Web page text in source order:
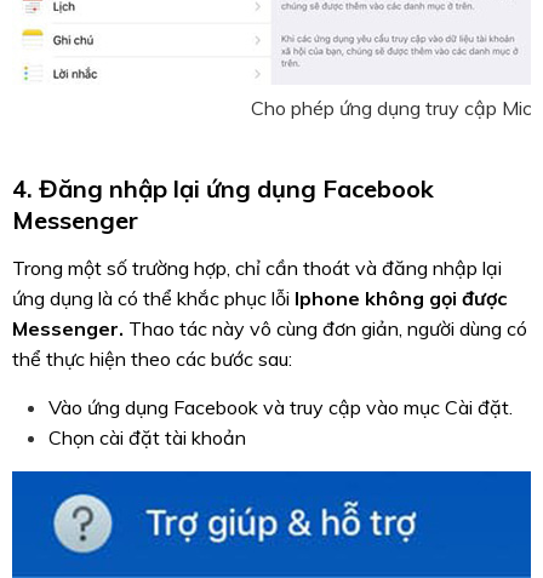
Cho phép ứng dụng truy cập
4. Đăng nhập lại ứng dụng Facebook
Messenger
Trong một số trường hợp, chỉ cần thoát và đăng nhập lại
ứng dụng là có thể khắc phục lỗi Iphone không gọi được
Messenger. Thao tác này vô cùng đơn giản, người dùng có
thể thực hiện theo các bước sau:
Vào ứng dụng Facebook và truy cập vào mục Cài đặt.
Chọn cài đặt tài khoản